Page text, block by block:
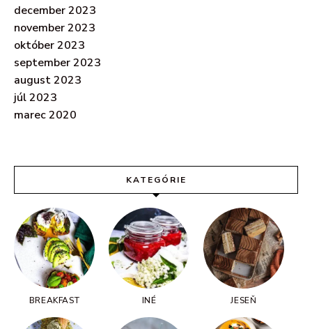
december 2023
november 2023
október 2023
september 2023
august 2023
júl 2023
marec 2020
KATEGÓRIE
BREAKFAST INÉ JESEŇ
Nezmeškaj už žiaden nový
Prihláste sa k tisíckam Simple Fresh Delicious
odberateľov a nezmeškajte už žiaden nový
recept!
Súhlasím s podmienkami a pravidlami oOchrane